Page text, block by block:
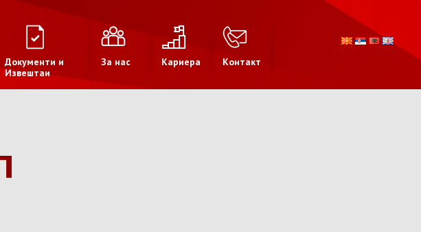
Документи и
Извештаи
За нас Кариера Контакт